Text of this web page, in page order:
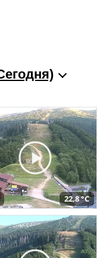
22,8 °C